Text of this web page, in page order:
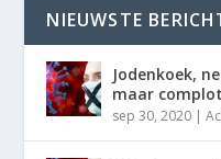
NIEUWSTE
Jodenkoek,
maar
sep 30, 2020 |